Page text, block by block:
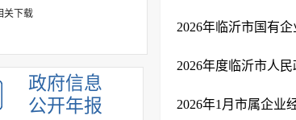
关下载
政府信息
公开年报
2026年临沂市国有
2026年度临沂市人
2026年1月市属企业